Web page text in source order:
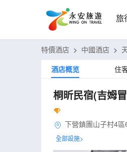
旅
特價酒店 > 中國酒店 >
酒店概览
住
桐昕民宿(吉姆
下營鎮團山子村4區
全部設施>